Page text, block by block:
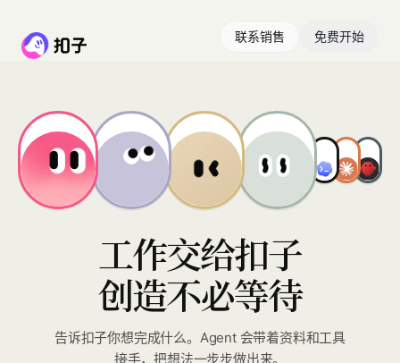
联系销售 免费开始
工作交给扣子
创造不必等待
告诉扣子你想完成什么。Agent 会带着资料和工具
接手，把想法一步步做出来。